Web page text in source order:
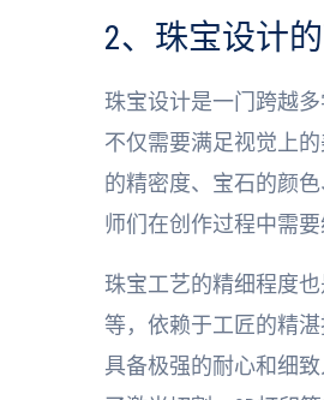
2、珠宝设计
珠宝设计是一门跨越
不仅需要满足视觉上
的精密度、宝石的颜
师们在创作过程中需
珠宝工艺的精细程度
等，依赖于工匠的精
具备极强的耐心和细